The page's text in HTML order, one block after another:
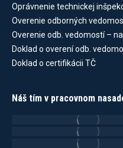
Oprávnenie technickej
Overenie odborných
Overenie odb. vedomostí –
Doklad o overení odb.
Doklad o certifikácii TČ
Náš tím v pracovnom